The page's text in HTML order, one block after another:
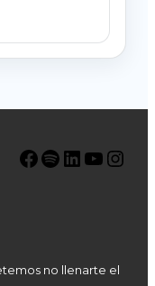
no llenarte el
Facebook Spotify LinkedIn YouTube Instagram